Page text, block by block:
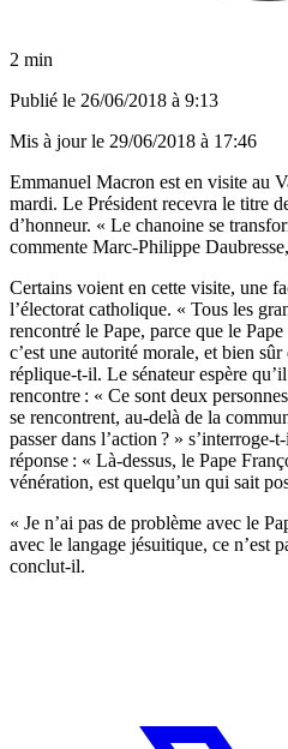
2 min
Publié le 26/06/2018 à 9:13
Mis à jour le 29/06/2018 à 17:46
Emmanuel Macron est en visite au
mardi. Le Président recevra le titre
d’honneur. « Le chanoine se
commente Marc-Philippe
Certains voient en cette visite, une
l’électorat catholique. « Tous les
rencontré le Pape, parce que le Pape
c’est une autorité morale, et bien
réplique-t-il. Le sénateur espère
rencontre : « Ce sont deux
se rencontrent, au-delà de la
passer dans l’action ? » s’interroge-
réponse : « Là-dessus, le Pape
vénération, est quelqu’un qui sait
« Je n’ai pas de problème avec le
avec le langage jésuitique, ce n’est
conclut-il.